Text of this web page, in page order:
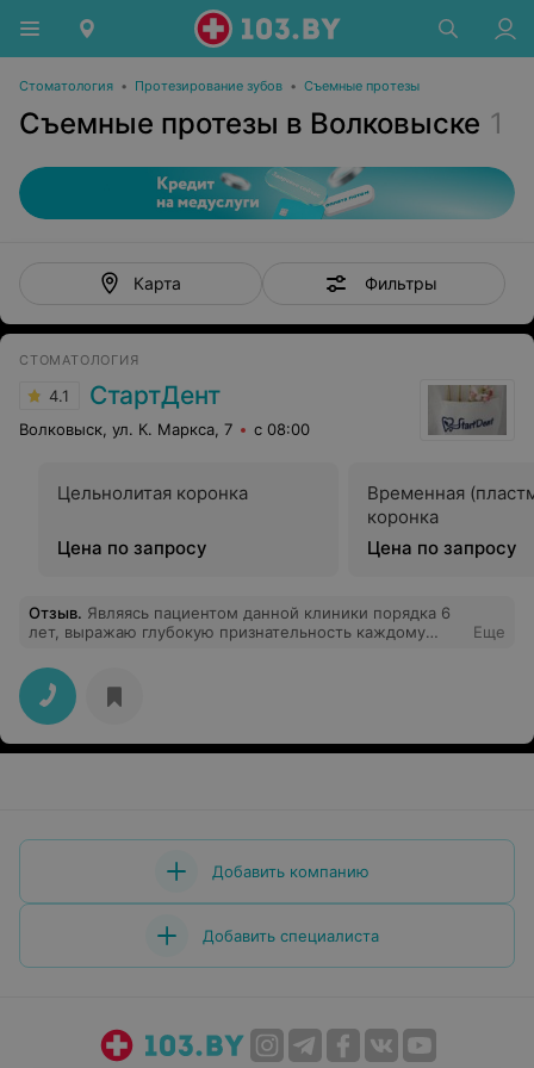
Стоматология • Протезирование зубов • Съемные протезы
Съемные протезы в Волковыске 1
Карта Фильтры
СТОМАТОЛОГИЯ
4.1 СтартДент
Волковыск, ул. К. Маркса, 7 с 08:00
Цельнолитая коронка
Цена по запросу
Временная
коронка
Цена по запросу
Отзыв. Являясь пациентом данной клиники порядка 6
лет, выражаю глубокую признательность каждому
врачей, а именно Шушкевич В.К.,Глебович М.С.
Каждый из выше перечисленных специалистов внёс
свой вклад в мою улыбку, так как в тот или иной
период времени были выполнены разные процедуры,
начиная от проф. чистки ,и кариеса ,и установки
Еще
Добавить компанию
Добавить специалиста